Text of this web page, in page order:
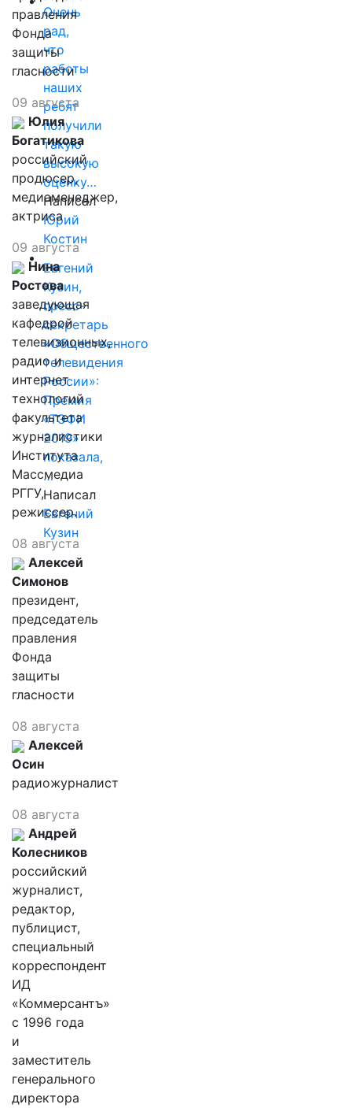
Очень
рад,
что
работы
наших
ребят
получили
такую
высокую
оценку…
Написал
Юрий
Костин
Евгений
Кузин,
пресс-
секретарь
«Общественного
телевидения
России»:
Премия
«ТЭФИ
2019»
показала,
…
Написал
Евгений
Кузин
правления
Фонда
защиты
гласности
09 августа
Юлия
Богатикова
российский
продюсер,
медиаменеджер,
актриса
09 августа
Нина
Ростова
заведующая
кафедрой
телевизионных,
радио и
интернет
технологий
факультета
журналистики
Института
Массмедиа
РГГУ,
режиссер.
08 августа
Алексей
Симонов
президент,
председатель
правления
Фонда
защиты
гласности
08 августа
Алексей
Осин
радиожурналист
08 августа
Андрей
Колесников
российский
журналист,
редактор,
публицист,
специальный
корреспондент
ИД
«Коммерсантъ»
с 1996 года
и
заместитель
генерального
директора